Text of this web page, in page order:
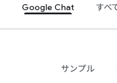
Google Chat すべ
サンプル